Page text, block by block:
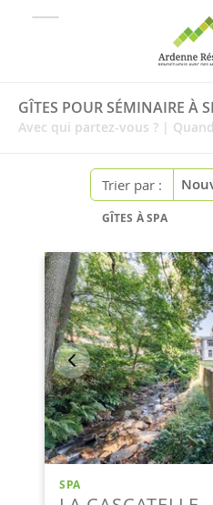
GÎTES POUR SÉMINAIRE À
Avec qui partez-vous ? |
Trier par :
GÎTES À SPA